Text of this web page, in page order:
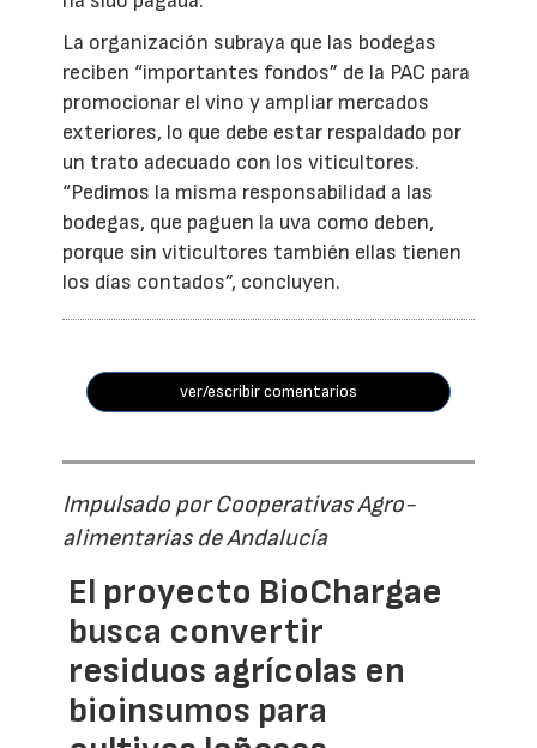
La organización subraya que las bodegas
reciben “importantes fondos” de la PAC para
promocionar el vino y ampliar mercados
exteriores, lo que debe estar respaldado por
un trato adecuado con los viticultores.
“Pedimos la misma responsabilidad a las
bodegas, que paguen la uva como deben,
porque sin viticultores también ellas tienen
los días contados”, concluyen.
ver/escribir comentarios
Impulsado por Cooperativas Agro-
alimentarias de Andalucía
El proyecto BioChargae
busca convertir
residuos agrícolas en
bioinsumos para